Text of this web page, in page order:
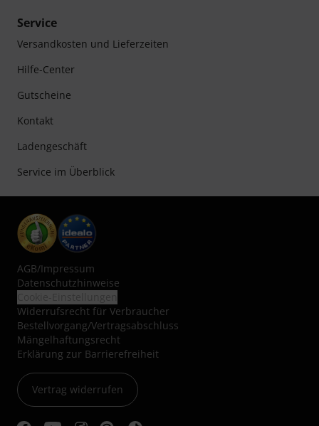
Service
Versandkosten und Lieferzeiten
Hilfe-Center
Gutscheine
Kontakt
Ladengeschäft
Service im Überblick
AGB/Impressum
Datenschutzhinweise
Widerrufsrecht für Verbraucher
Bestellvorgang/Vertragsabschluss
Mängelhaftungsrecht
Erklärung zur Barrierefreiheit
Vertrag widerrufen